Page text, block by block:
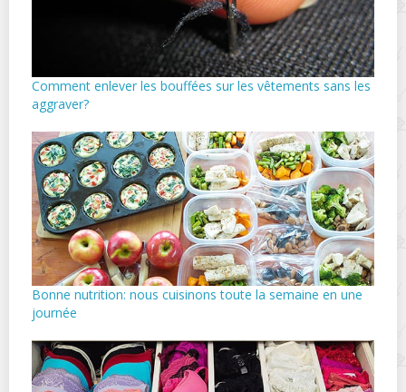
Comment enlever les bouffées sur les vêtements sans les
aggraver?
Bonne nutrition: nous cuisinons toute la semaine en une
journée